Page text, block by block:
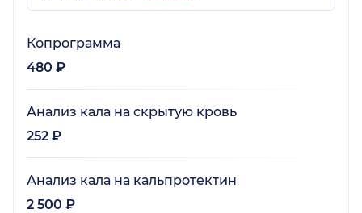
Копрограмма
480 ₽
Анализ кала на скрытую кровь
252 ₽
Анализ кала на кальпротектин
2 500 ₽